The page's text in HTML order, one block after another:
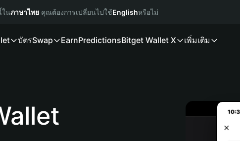
นภาษาไทย คุณต้องการเปลี่ยนไปใช้Englishหรือไม่
บัตรSwap EarnPredictionsBitget Wallet X เพิ่มเติม